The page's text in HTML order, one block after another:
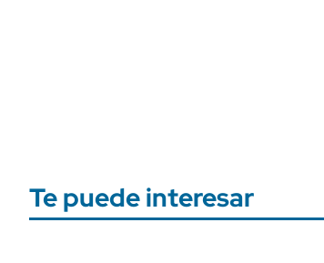
Te puede interesar